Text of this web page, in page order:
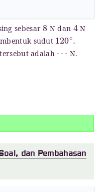
sebesar8N dan4N
sudut 120∘.
adalah⋯ N.
dan Pembahasan